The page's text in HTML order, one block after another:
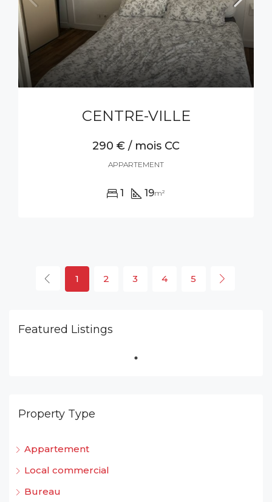
CENTRE-VILLE
290 € / mois CC
APPARTEMENT
1 19m²
1 2 3 4 5
Featured Listings
Property Type
Appartement
Local commercial
Bureau